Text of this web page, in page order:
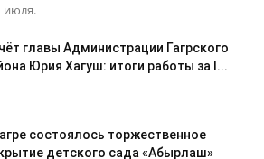
июля.
главы Администрации Гагрского
Юрия Хагуш: итоги работы за I...
состоялось торжественное
детского сада «Абырлаш»